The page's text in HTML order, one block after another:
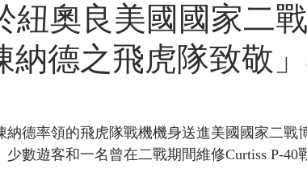
紐奧良美國國家二
納德之飛虎隊致敬
德率領的飛虎隊戰機機身送進美國國家二戰
數遊客和一名曾在二戰期間維修Curtiss P-40